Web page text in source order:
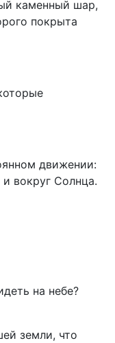
каменный шар,
покрыта
движении:
вокруг Солнца.
на небе?
земли, что